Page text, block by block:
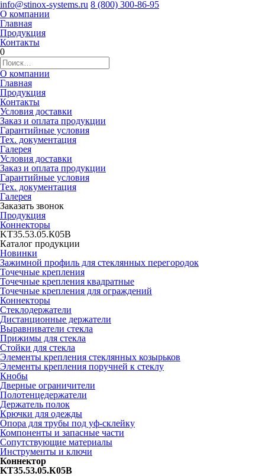
info@stinox-systems.ru 8 (800) 300-86-95
О компании
Главная
Продукция
Контакты
0
О компании
Главная
Продукция
Контакты
Условия доставки
Заказ и оплата продукции
Гарантийные условия
Тех. документация
Галерея
Условия доставки
Заказ и оплата продукции
Гарантийные условия
Тех. документация
Галерея
Заказать звонок
Продукция
Коннекторы
KT35.53.05.К05B
Каталог продукции
Новинки
Зажимной профиль для стеклянных перегородок
Точечные крепления
Точечные крепления квадратные
Точечные крепления для ограждений
Коннекторы
Стеклодержатели
Дистанционные держатели
Выравниватели стекла
Прижимы для стекла
Стойки для стекла
Элементы крепления стеклянных козырьков
Элементы крепления поручней к стеклу
Кнобы
Дверные ограничители
Полотенцедержатели
Держатель полок
Крючки для одежды
Опора для трубы под уф-склейку
Компоненты и запасные части
Сопутствующие материалы
Инструменты и ключи
Коннектор
KT35.53.05.К05B